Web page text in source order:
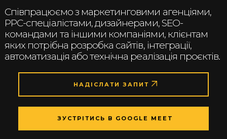
Співпрацюємо з маркетинговими агенціями,
PPC-спеціалістами, дизайнерами, SEO-
командами та іншими компаніями, клієнтам
яких потрібна розробка сайтів, інтеграції,
автоматизація або технічна реалізація проєктів.
НАДІСЛАТИ ЗАПИТ
ЗУСТРІТИСЬ В GOOGLE MEET